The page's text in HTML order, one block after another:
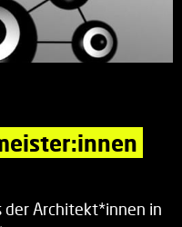
der Architekt*innen in